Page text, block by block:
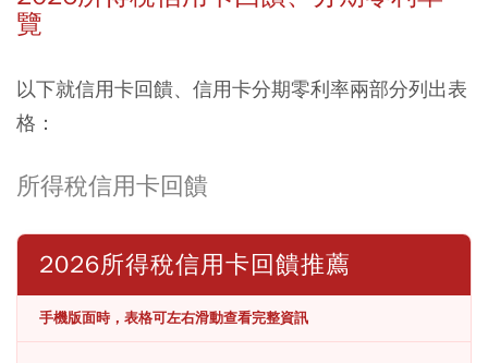
覽
以下就信用卡回饋、信用卡分期零利率兩部分列出表
格：
所得稅信用卡回饋
2026所得稅信用卡回饋推薦
手機版面時，表格可左右滑動查看完整資訊